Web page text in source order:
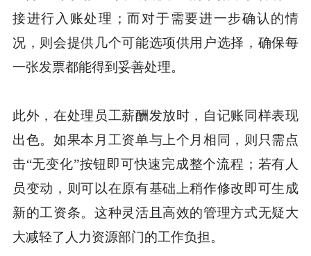
接进行入账处理；而对于需要进一步确认的情
况，则会提供几个可能选项供用户选择，确保每
一张发票都能得到妥善处理。
此外，在处理员工薪酬发放时，自记账同样表现
出色。如果本月工资单与上个月相同，则只需点
击“无变化”按钮即可快速完成整个流程；若有人
员变动，则可以在原有基础上稍作修改即可生成
新的工资条。这种灵活且高效的管理方式无疑大
大减轻了人力资源部门的工作负担。